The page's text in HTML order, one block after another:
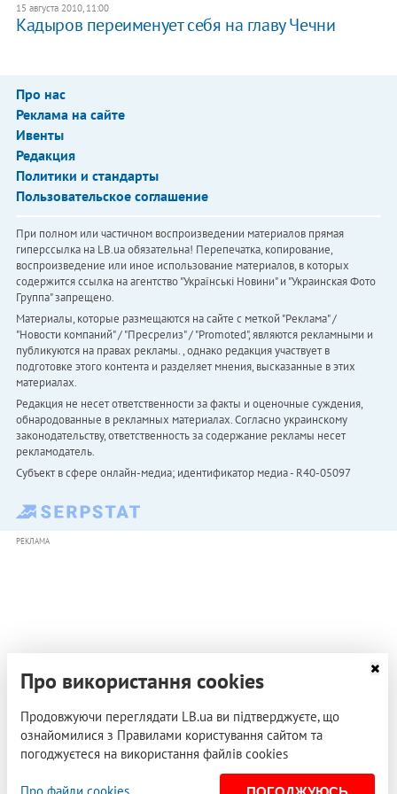
15 августа 2010, 11:00
Кадыров переименует себя на главу Чечни
Про нас
Реклама на сайте
Ивенты
Редакция
Политики и стандарты
Пользовательское соглашение
При полном или частичном воспроизведении материалов прямая
гиперссылка на LB.ua обязательна! Перепечатка, копирование,
воспроизведение или иное использование материалов, в которых
содержится ссылка на агентство "Українськi Новини" и "Украинская Фото
Группа" запрещено.
Материалы, которые размещаются на сайте с меткой "Реклама" /
"Новости компаний" / "Пресрелиз" / "Promoted", являются рекламными и
публикуются на правах рекламы. , однако редакция участвует в
подготовке этого контента и разделяет мнения, высказанные в этих
материалах.
Редакция не несет ответственности за факты и оценочные суждения,
обнародованные в рекламных материалах. Согласно украинскому
законодательству, ответственность за содержание рекламы несет
рекламодатель.
Субъект в сфере онлайн-медиа; идентификатор медиа - R40-05097
РЕКЛАМА
Про використання cookies
Продовжуючи переглядати LB.ua ви підтверджуєте, що
ознайомилися з Правилами користування сайтом та
погоджуєтеся на використання файлів cookies